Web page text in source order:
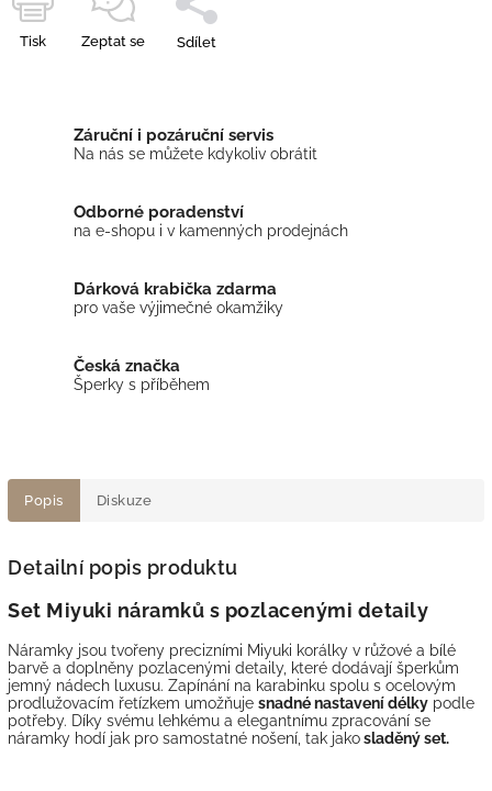
Tisk Zeptat se Sdílet
Záruční i pozáruční servis
Na nás se můžete kdykoliv obrátit
Odborné poradenství
na e-shopu i v kamenných prodejnách
Dárková krabička zdarma
pro vaše výjimečné okamžiky
Česká značka
Šperky s příběhem
Popis Diskuze
Detailní popis produktu
Set Miyuki náramků s pozlacenými detaily
Náramky jsou tvořeny precizními Miyuki korálky v růžové a bílé
barvě a doplněny pozlacenými detaily, které dodávají šperkům
jemný nádech luxusu. Zapínání na karabinku spolu s ocelovým
prodlužovacím řetízkem umožňuje snadné nastavení délky podle
potřeby. Díky svému lehkému a elegantnímu zpracování se
náramky hodí jak pro samostatné nošení, tak jakosladěný set.